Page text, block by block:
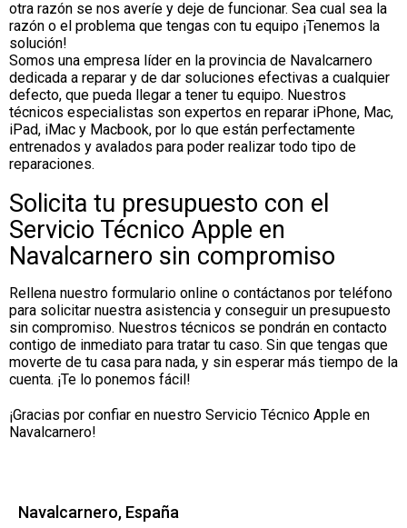
otra razón se nos averíe y deje de funcionar. Sea cual sea la
razón o el problema que tengas con tu equipo ¡Tenemos la
solución!
Somos una empresa líder en la provincia de Navalcarnero
dedicada a reparar y de dar soluciones efectivas a cualquier
defecto, que pueda llegar a tener tu equipo. Nuestros
técnicos especialistas son expertos en reparar iPhone, Mac,
iPad, iMac y Macbook, por lo que están perfectamente
entrenados y avalados para poder realizar todo tipo de
reparaciones.
Solicita tu presupuesto con el
Servicio Técnico Apple en
Navalcarnero sin compromiso
Rellena nuestro formulario online o contáctanos por teléfono
para solicitar nuestra asistencia y conseguir un presupuesto
sin compromiso. Nuestros técnicos se pondrán en contacto
contigo de inmediato para tratar tu caso. Sin que tengas que
moverte de tu casa para nada, y sin esperar más tiempo de la
cuenta. ¡Te lo ponemos fácil!
¡Gracias por confiar en nuestro Servicio Técnico Apple en
Navalcarnero!
Navalcarnero, España